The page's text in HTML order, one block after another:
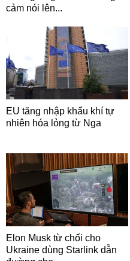
cảm nói lên...
EU tăng nhập khẩu khí tự
nhiên hóa lỏng từ Nga
Elon Musk từ chối cho
Ukraine dùng Starlink dẫn